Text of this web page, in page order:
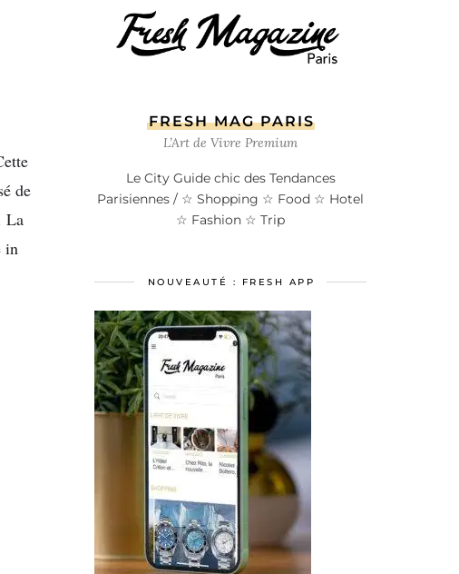
de
La
in
FRESH MAG PARIS
L’Art de Vivre Premium
Le City Guide chic des Tendances
Parisiennes / ☆ Shopping ☆ Food ☆ Hotel
☆ Fashion ☆ Trip
NOUVEAUTÉ : FRESH APP